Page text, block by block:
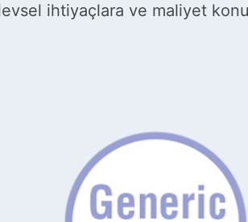
ihtiyaçlara ve maliyet